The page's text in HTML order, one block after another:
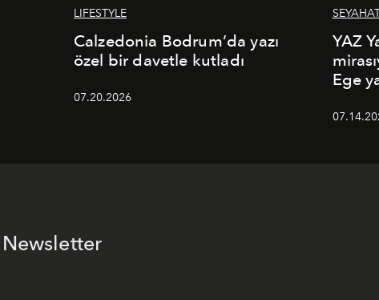
LIFESTYLE
Calzedonia Bodrum’da yazı
özel bir davetle kutladı
07.20.2026
YAZ
Ege
Newsletter